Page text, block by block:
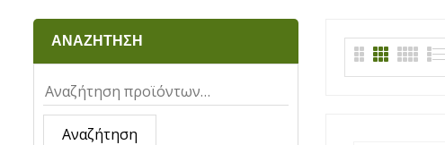
ΑΝΑΖΗΤΗΣΗ
Αναζήτηση